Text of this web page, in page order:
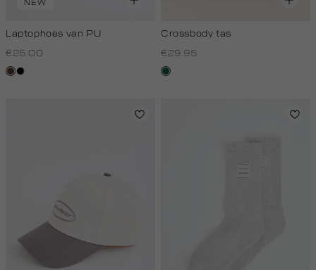
NEW
Laptophoes van PU
€25.00
donkerbruin
zwart
Crossbody tas
€29.95
donkergroen